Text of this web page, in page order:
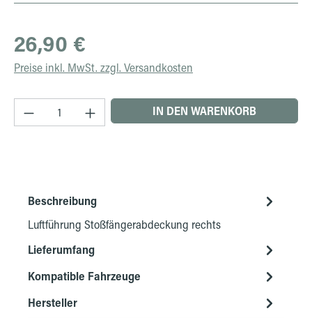
Regulärer Preis:
26,90 €
Preise inkl. MwSt. zzgl. Versandkosten
Produkt Anzahl: Gib den gewünschten Wert
IN DEN WARENKORB
Beschreibung
Luftführung Stoßfängerabdeckung rechts
Lieferumfang
Kompatible Fahrzeuge
Hersteller